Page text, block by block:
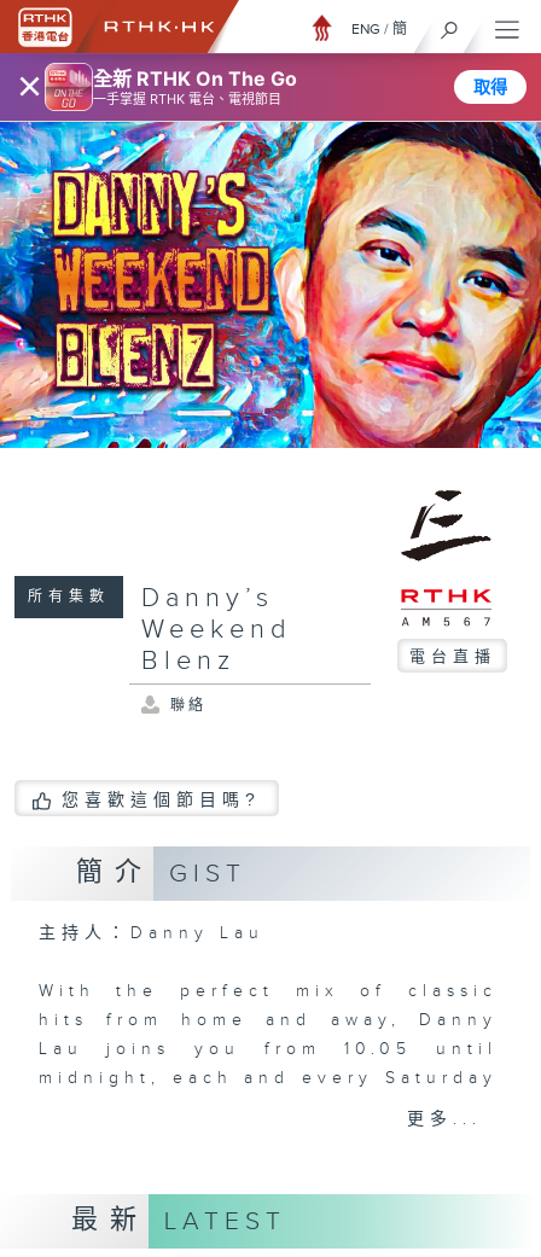
× 全新 RTHK On The Go
一手掌握 RTHK 電台、電視節目
取得
ENG / 簡
所有集數
Danny’s
Weekend
Blenz
電台直播
聯絡
您喜歡這個節目嗎?
簡介 GIST
主持人：Danny Lau
With the perfect mix of classic
hits from home and away, Danny
Lau joins you from 10.05 until
midnight, each and every Saturday
night here on Radio 3. Enjoy his
the best canto-pop tracks ever
recorded.
更多...
最新 LATEST